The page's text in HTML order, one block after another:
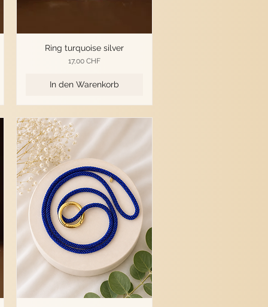
Ring turquoise silver
Preis
17,00 CHF
In den Warenkorb